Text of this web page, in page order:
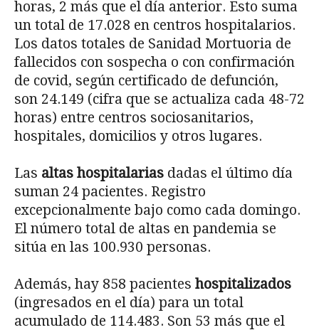
horas, 2 más que el día anterior. Esto suma
un total de 17.028 en centros hospitalarios.
Los datos totales de Sanidad Mortuoria de
fallecidos con sospecha o con confirmación
de covid, según certificado de defunción,
son 24.149 (cifra que se actualiza cada 48-72
horas) entre centros sociosanitarios,
hospitales, domicilios y otros lugares.
Las altas hospitalarias dadas el último día
suman 24 pacientes. Registro
excepcionalmente bajo como cada domingo.
El número total de altas en pandemia se
sitúa en las 100.930 personas.
Además, hay 858 pacientes hospitalizados
(ingresados en el día) para un total
acumulado de 114.483. Son 53 más que el